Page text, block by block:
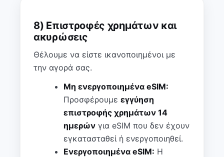
8) Επιστροφές χρημάτων και
ακυρώσεις
Θέλουμε να είστε ικανοποιημένοι με
την αγορά σας.
Μη ενεργοποιημένα eSIM:
Προσφέρουμε εγγύηση
επιστροφής χρημάτων 14
ημερών για eSIM που δεν έχουν
εγκατασταθεί ή ενεργοποιηθεί.
Ενεργοποιημένα eSIM: Η